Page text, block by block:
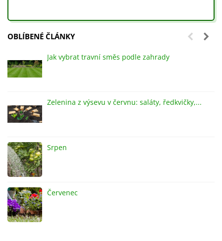
OBLÍBENÉ ČLÁNKY
Jak vybrat travní směs podle zahrady
Zelenina z výsevu v červnu: saláty, ředkvičky,...
Srpen
Červenec